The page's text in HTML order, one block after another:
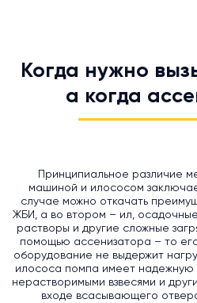
Когда нужно
а когда
Принципиальное различие
машиной и илососом
случае можно откачать
ЖБИ, а во втором – ил,
растворы и другие сложные
помощью ассенизатора – то
оборудование не выдержит
илососа помпа имеет надежную
нерастворимыми взвесями и
входе всасывающего